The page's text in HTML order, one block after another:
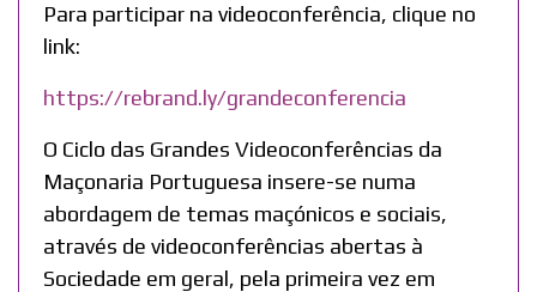
Para participar na videoconferência, clique no
link:
https://rebrand.ly/grandeconferencia
O Ciclo das Grandes Videoconferências da
Maçonaria Portuguesa insere-se numa
abordagem de temas maçónicos e sociais,
através de videoconferências abertas à
Sociedade em geral, pela primeira vez em